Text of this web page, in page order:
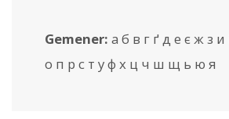
Gemener: а б в г ґ д е є ж з и
о п р с т у ф х ц ч ш щ ь ю я